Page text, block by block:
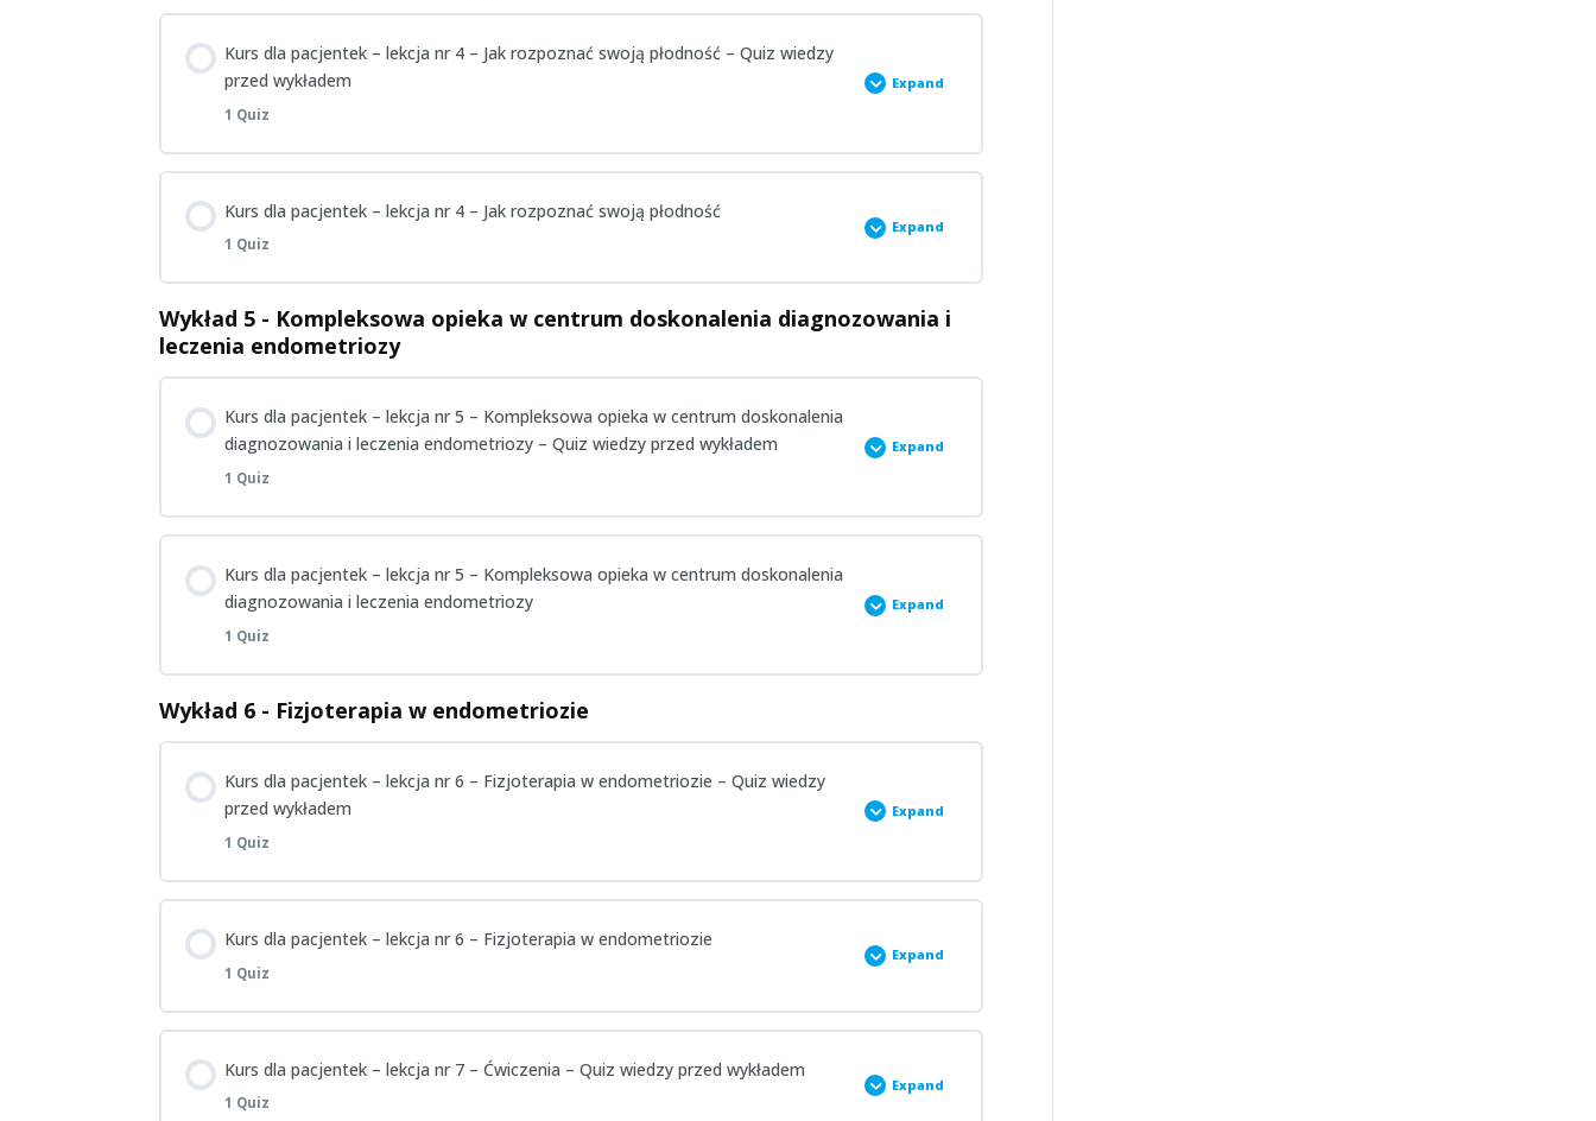
Pacjentki – Wykład 3 – Quiz wiedzy po wykładzie
Kurs dla pacjentek – lekcja nr 4 – Jak rozpoznać swoją płodność – Quiz wiedzy
przed wykładem
1 Quiz
Expand
Kurs dla pacjentek – lekcja nr 4 – Jak rozpoznać swoją płodność
1 Quiz
Expand
Zagadnienie Content
Wykład 5 - Kompleksowa opieka w centrum doskonalenia diagnozowania i
leczenia endometriozy
Kurs dla pacjentek – lekcja nr 5 – Kompleksowa opieka w centrum doskonalenia
diagnozowania i leczenia endometriozy – Quiz wiedzy przed wykładem
1 Quiz
Expand
Kurs dla pacjentek – lekcja nr 5 – Kompleksowa opieka w centrum doskonalenia
diagnozowania i leczenia endometriozy
1 Quiz
Expand
Zagadnienie Content
Pacjentki – Wykład 5 – Quiz wiedzy po wykładzie
Wykład 6 - Fizjoterapia w endometriozie
Kurs dla pacjentek – lekcja nr 6 – Fizjoterapia w endometriozie – Quiz wiedzy
przed wykładem
1 Quiz
Expand
Kurs dla pacjentek – lekcja nr 6 – Fizjoterapia w endometriozie
1 Quiz
Expand
Kurs dla pacjentek – lekcja nr 7 – Ćwiczenia – Quiz wiedzy przed wykładem
1 Quiz
Expand